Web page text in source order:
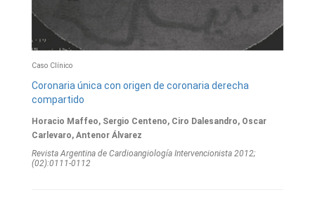
Caso Clínico
Coronaria única con origen de coronaria derecha
compartido
Horacio Maffeo, Sergio Centeno, Ciro Dalesandro, Oscar
Carlevaro, Antenor Álvarez
Revista Argentina de Cardioangiologí­a Intervencionista 2012;
(02):0111-0112